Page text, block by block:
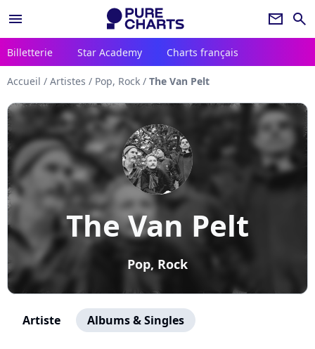
menu newsletter search
Billetterie Star Academy Charts français
Accueil / Artistes / Pop, Rock / The Van Pelt
The Van Pelt
Pop, Rock
Artiste Albums & Singles